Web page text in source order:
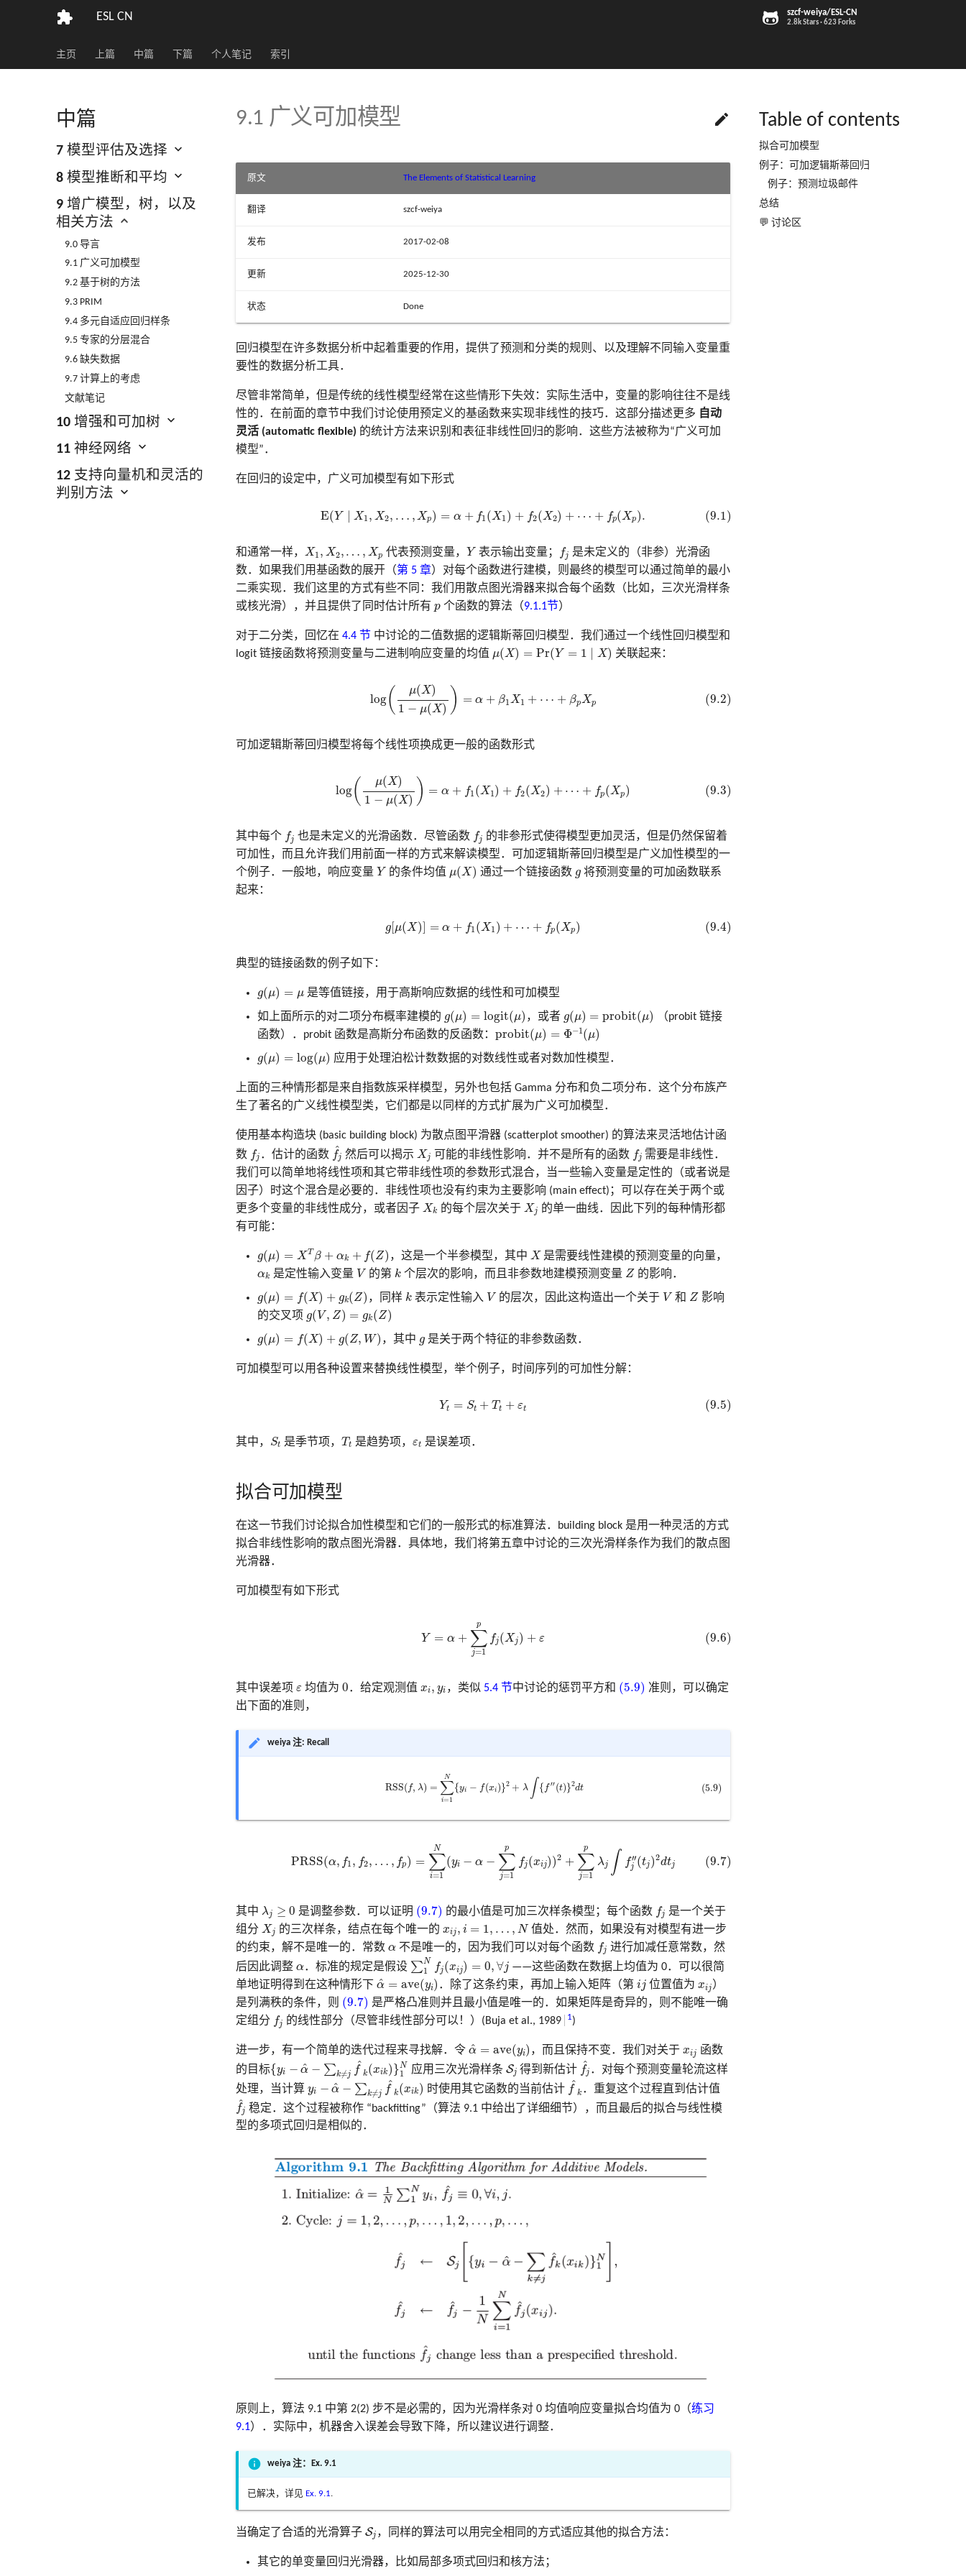
ESL CN szcf-weiya/ESL-CN
2.8k Stars 623 Forks
主页 上篇 中篇 下篇 个人笔记 索引
中篇
7 模型评估及选择
8 模型推断和平均
9 增广模型，树，以及
相关方法
9.0 导言
9.1 广义可加模型
9.2 基于树的方法
9.3 PRIM
9.4 多元自适应回归样条
9.5 专家的分层混合
9.6 缺失数据
9.7 计算上的考虑
文献笔记
10 增强和可加树
11 神经网络
12 支持向量机和灵活的
判别方法
Table of contents
拟合可加模型
例子：可加逻辑斯蒂回归
例子：预测垃圾邮件
总结
💬 讨论区

9.1 广义可加模型
原文 The Elements of Statistical Learning
翻译 szcf-weiya
发布 2017-02-08
更新 2025-12-30
状态 Done
回归模型在许多数据分析中起着重要的作用，提供了预测和分类的规则、以及理解不同输入变量重
要性的数据分析工具．
尽管非常简单，但是传统的线性模型经常在这些情形下失效：实际生活中，变量的影响往往不是线
性的．在前面的章节中我们讨论使用预定义的基函数来实现非线性的技巧．这部分描述更多 自动
灵活 (automatic flexible) 的统计方法来识别和表征非线性回归的影响．这些方法被称为“广义可加
模型”．
在回归的设定中，广义可加模型有如下形式
E(Y ∣ X1 , X2, … , Xp) = α + f1 (X1 ) + f2(X2) + ⋯ + fp(Xp). (9.1)
(9.1)E 1,X 2 + f1(X 1 2( X 2)+ ⋯
和通常一样， X1 , X2, … , Xp
X1 2,
代表预测变量， Y
Y
表示输出变量； fj
f
是未定义的（非参）光滑函
数．如果我们用基函数的展开（第 5 章）对每个函数进行建模，则最终的模型可以通过简单的最小
二乘实现．我们这里的方式有些不同：我们用散点图光滑器来拟合每个函数（比如，三次光滑样条
或核光滑），并且提供了同时估计所有 p
p 个函数的算法（9.1.1节 ）
对于二分类，回忆在 4.4 节 中讨论的二值数据的逻辑斯蒂回归模型．我们通过一个线性回归模型和
logit 链接函数将预测变量与二进制响应变量的均值 μ(X) = Pr(Y = 1 X)
(X)= Y= ∣X
关联起来：
log( μ(X)
1 − μ(X) ) = α + β1X1 + ⋯ + βpXp (9.2)
(9.2) log(μ 1
可加逻辑斯蒂回归模型将每个线性项换成更一般的函数形式
log( μ(X)
1 − μ(X) ) = α + f1 (X1) + f2(X2) + ⋯ + fp(Xp) (9.3)
(9.3) log (X
其中每个 fj
f
也是未定义的光滑函数．尽管函数 fj
f
的非参形式使得模型更加灵活，但是仍然保留着
可加性，而且允许我们用前面一样的方式来解读模型．可加逻辑斯蒂回归模型是广义加性模型的一
个例子．一般地，响应变量 Y
Y
的条件均值 μ(X)
(X)
通过一个链接函数 g
g将预测变量的可加函数联系
起来：
g[μ(X)] = α + f1 (X1 ) + ⋯ + fp(Xp) (9.4)
(9.4) α +f 1( X1 X p)
典型的链接函数的例子如下：
g(μ) = μ
(μ )=
是等值链接，用于高斯响应数据的线性和可加模型
如上面所示的对二项分布概率建模的 g(μ) = logit(μ)
(μ )= gi μ)
，或者 g(μ) = probit(μ)
(μ )= (μ)
（probit 链接
函数）．probit 函数是高斯分布函数的反函数： probit(μ) = Φ−1 (μ)
b t ( μ = 1(μ )
g(μ) = log(μ)
(μ )= log(
应用于处理泊松计数数据的对数线性或者对数加性模型．
上面的三种情形都是来自指数族采样模型，另外也包括 Gamma 分布和负二项分布．这个分布族产
生了著名的广义线性模型类，它们都是以同样的方式扩展为广义可加模型．
使用基本构造块 (basic building block) 为散点图平滑器 (scatterplot smoother) 的算法来灵活地估计函
数 fj
f
．估计的函数 ^
fj
f^
然后可以揭示 Xj
Xj
可能的非线性影响．并不是所有的函数 fj
f
需要是非线性．
我们可以简单地将线性项和其它带非线性项的参数形式混合，当一些输入变量是定性的（或者说是
因子）时这个混合是必要的．非线性项也没有约束为主要影响 (main effect)；可以存在关于两个或
更多个变量的非线性成分，或者因子 Xk
Xk
的每个层次关于 Xj
Xj
的单一曲线．因此下列的每种情形都
有可能：
g(μ) = XT β + αk + f(Z)
(μ )= β+α k+
，这是一个半参模型，其中X
X
是需要线性建模的预测变量的向量，
αk
αk 是定性输入变量 V
V
的第 k
k
个层次的影响，而且非参数地建模预测变量 Z
Z
的影响．
g(μ) = f(X) + gk(Z)
(μ )= +gk(Z
，同样 k
k
表示定性输入 V
V
的层次，因此这构造出一个关于 V
V
和 Z
Z
影响
的交叉项 g(V , Z) = gk(Z)
(V,Z =g
g(μ) = f(X) + g(Z, W)
(μ )= +g(Z, W
，其中 g
g是关于两个特征的非参数函数．
可加模型可以用各种设置来替换线性模型，举个例子，时间序列的可加性分解：
Yt = St + Tt + εt (9.5)
(9.5) Yt S +T +
其中， St
St
是季节项， Tt
Tt
是趋势项， εt
εt 是误差项．
拟合可加模型
在这一节我们讨论拟合加性模型和它们的一般形式的标准算法．building block 是用一种灵活的方式
拟合非线性影响的散点图光滑器．具体地，我们将第五章中讨论的三次光滑样条作为我们的散点图
光滑器．
可加模型有如下形式
Y = α +
p
∑
j=1
fj(Xj) + ε (9.6)
∑
其中误差项 ε
ε 均值为 0
0．给定观测值 xi, yi
xi, i ，类似 5.4 节中讨论的惩罚平方和 (5.9)
(5.9)
准则，可以确定
出下面的准则，
weiya 注: Recall
RSS(f, λ) =
N
∑
i=1
{yi − f(xi )}2 + λ ∫ { f′′(t)}2dt (5.9)
λ)
PRSS(α, f1 , f2, … , fp) =
N
∑
i=1
(yi − α −
p
∑
j=1
fj(xij))2 +
p
∑
j=1
λj ∫ f′′
j (tj)2dtj (9.7)
∑i = 1p
其中 λj ≥ 0
λ 0
是调整参数．可以证明 (9.7)
(9.7)
的最小值是可加三次样条模型；每个函数 fj
f
是一个关于
组分 Xj
Xj
的三次样条，结点在每个唯一的 xij, i = 1, … , N
1 ,N
值处．然而，如果没有对模型有进一步
的约束，解不是唯一的．常数 α
α 不是唯一的，因为我们可以对每个函数 fj
f
进行加减任意常数，然
后因此调整 α
α．标准的规定是假设 ∑N
1 fj(xij) = 0, ∀j
N
——这些函数在数据上均值为 0．可以很简
单地证明得到在这种情形下 ^
α = ave(yi)
α yi
．除了这条约束，再加上输入矩阵（第ij
ij 位置值为xij
xij ）
是列满秩的条件，则 (9.7)
(9.7)
是严格凸准则并且最小值是唯一的．如果矩阵是奇异的，则不能唯一确
定组分 fj
f
的线性部分（尽管非线性部分可以！）(Buja et al., 1989 1)
进一步，有一个简单的迭代过程来寻找解．令 ^
α = ave(yi)
α yi
，而且保持不变．我们对关于xij
xij
函数
的目标{yi − ^
α − ∑k≠j
^
f k(xik)}N
1
k)
应用三次光滑样条 Sj
Sj
得到新估计 ^
fj
f^
．对每个预测变量轮流这样
处理，当计算 yi − ^
α − ∑k≠j
^
f k(xik)
α^−∑k ≠ f^ k k)
时使用其它函数的当前估计 ^
f k
^ k
．重复这个过程直到估计值
^
fj
f^
稳定．这个过程被称作 “backfitting”（算法 9.1 中给出了详细细节），而且最后的拟合与线性模
型的多项式回归是相似的．
原则上，算法 9.1 中第 2(2) 步不是必需的，因为光滑样条对 0 均值响应变量拟合均值为 0（练习
9.1）．实际中，机器舍入误差会导致下降，所以建议进行调整．
weiya 注：Ex. 9.1
已解决，详见 Ex. 9.1.
当确定了合适的光滑算子 Sj
Sj
，同样的算法可以用完全相同的方式适应其他的拟合方法：
其它的单变量回归光滑器，比如局部多项式回归和核方法；